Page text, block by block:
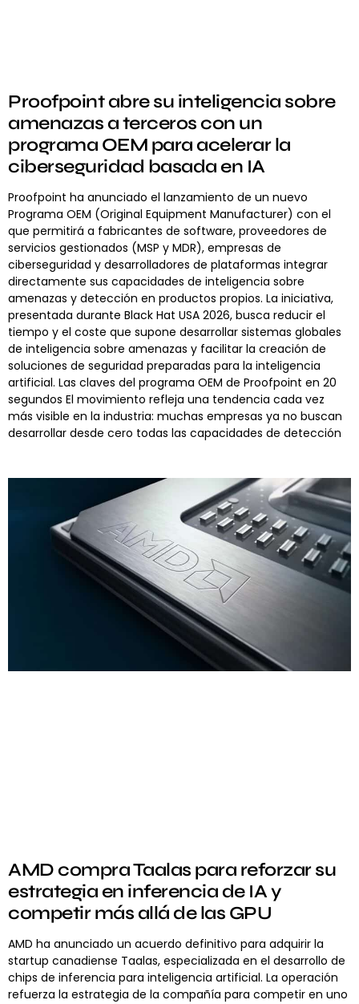
Proofpoint abre su inteligencia sobre
amenazas a terceros con un
programa OEM para acelerar la
ciberseguridad basada en IA
Proofpoint ha anunciado el lanzamiento de un nuevo
Programa OEM (Original Equipment Manufacturer) con el
que permitirá a fabricantes de software, proveedores de
servicios gestionados (MSP y MDR), empresas de
ciberseguridad y desarrolladores de plataformas integrar
directamente sus capacidades de inteligencia sobre
amenazas y detección en productos propios. La iniciativa,
presentada durante Black Hat USA 2026, busca reducir el
tiempo y el coste que supone desarrollar sistemas globales
de inteligencia sobre amenazas y facilitar la creación de
soluciones de seguridad preparadas para la inteligencia
artificial. Las claves del programa OEM de Proofpoint en 20
segundos El movimiento refleja una tendencia cada vez
más visible en la industria: muchas empresas ya no buscan
desarrollar desde cero todas las capacidades de detección
AMD compra Taalas para reforzar su
estrategia en inferencia de IA y
competir más allá de las GPU
AMD ha anunciado un acuerdo definitivo para adquirir la
startup canadiense Taalas, especializada en el desarrollo de
chips de inferencia para inteligencia artificial. La operación
refuerza la estrategia de la compañía para competir en uno